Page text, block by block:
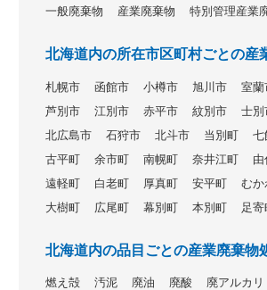
一般廃棄物 産業廃棄物 特別管理産業
北海道内の所在市区町村ごとの産
札幌市 函館市 小樽市 旭川市 室蘭
芦別市
江別市 赤平市 紋別市 士別
北広島市
石狩市 北斗市 当別町 七
古平町
余市町 南幌町 奈井江町 由
遠軽町
白老町 厚真町 安平町 むか
大樹町
広尾町 幕別町 本別町 足寄
北海道内の品目ごとの産業廃棄物
燃え殻 汚泥 廃油 廃酸 廃アルカリ